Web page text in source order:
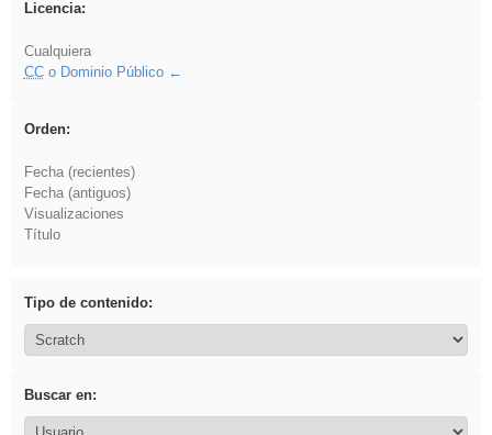
Licencia:
Cualquiera
CCo Dominio Público
Orden:
Fecha (recientes)
Fecha (antiguos)
Visualizaciones
Título
Tipo de contenido:
Buscar en: